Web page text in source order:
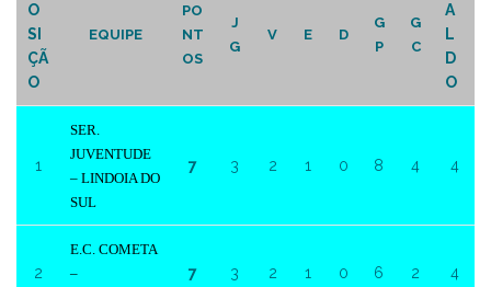
O
SI
ÇÃ
O
EQUIPE
PO
NT
OS
J
G
V E D
G
P
G
C
A
L
D
O
1
SER.
JUVENTUDE
– LINDOIA DO
SUL
7 3 2 1 0 8 4 4
2
E.C. COMETA
–
7 3 2 1 0 6 2 4